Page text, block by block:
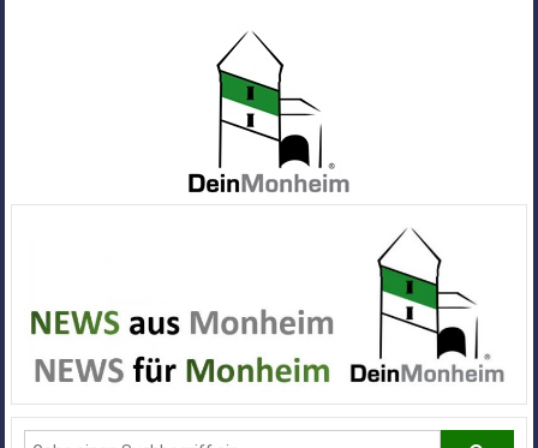
Alle
News
aus